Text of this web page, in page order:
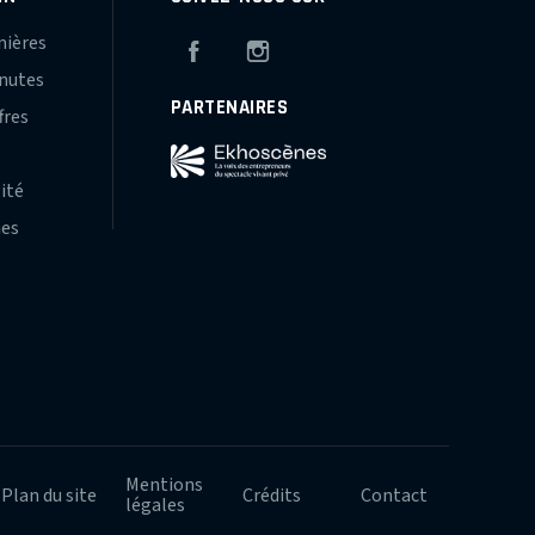
Facebook
PARTENAIRES
Plan du site Mentions
légales Crédits Contact